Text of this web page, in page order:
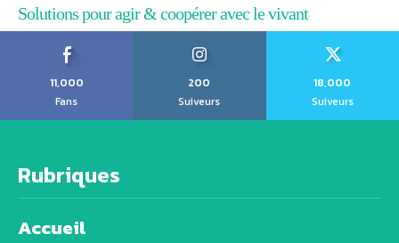
Solutions pour agir & coopérer avec le vivant
11,000
Fans
200
Suiveurs
18,000
Suiveurs
Rubriques
Accueil